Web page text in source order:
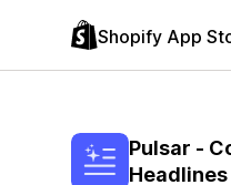
Shopify App
Pulsar ‑
Headlines